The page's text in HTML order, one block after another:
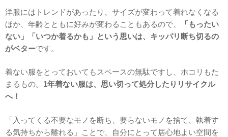
洋服にはトレンドがあったり、サイズが変わって着れなくなる
ほか、年齢とともに好みが変わることもあるので、
「もったい
ない」「いつか着るかも」という思いは、キッパリ断ち切るの
がベターです。
着ない服をとっておいてもスペースの無駄ですし、ホコリもた
まるもの。 1年着ない服は、思い切って処分したりリサイクル
へ！
「入ってくる不要なモノを断ち、要らないモノを捨て、執着す
る気持ちから離れる」ことで、自分にとって居心地よい空間を